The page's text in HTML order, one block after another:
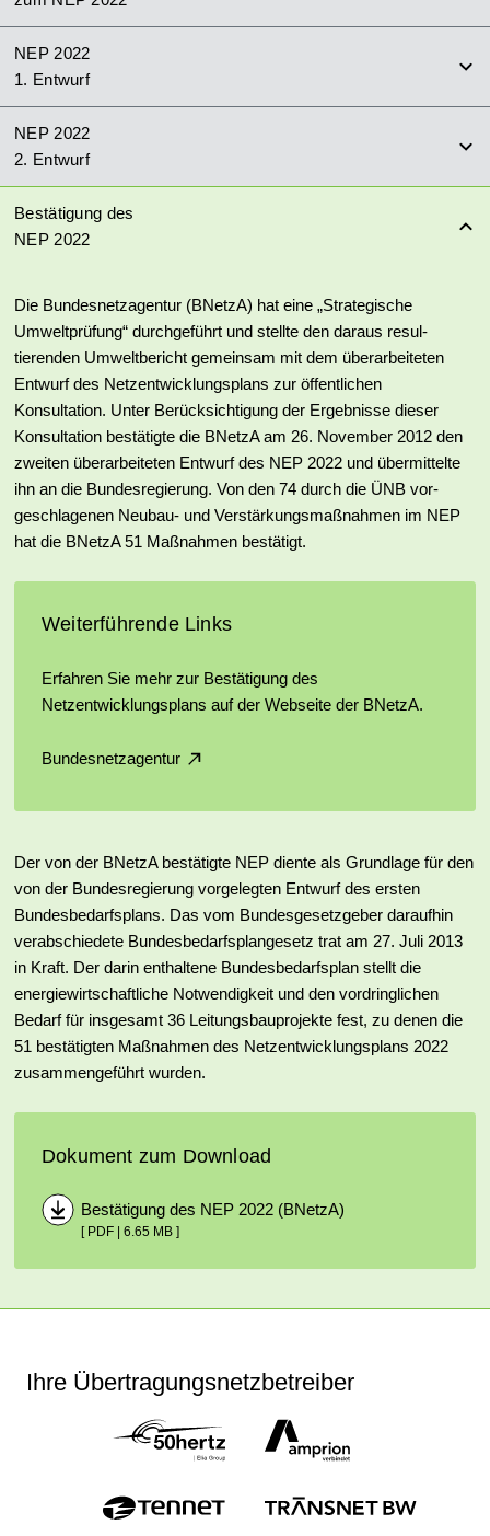
NEP 2022
1. Entwurf
NEP 2022
2. Entwurf
Bestätigung des
NEP 2022
Die Bundesnetzagentur (BNetzA) hat eine „Strate­gische
Umwelt­prüfung“ durch­ge­führt und stellte den daraus resul­
tierenden Umwelt­bericht gemein­sam mit dem über­arbei­teten
Ent­wurf des Netz­ent­wick­lungs­plans zur öffent­lichen
Konsultation. Unter Berück­sichtigung der Ergeb­nisse dieser
Konsul­tation bestä­tigte die BNetzA am 26. November 2012 den
zweiten über­ar­beiteten Ent­wurf des NEP 2022 und über­mittelte
ihn an die Bundes­regierung. Von den 74 durch die ÜNB vor­
geschla­genen Neubau- und Ver­stär­kungs­maßnahmen im NEP
hat die BNetzA 51 Maßnahmen bestätigt.
Weiterführende Links
Erfahren Sie mehr zur Bestätigung des
Netzentwicklungsplans auf der Webseite der BNetzA.
Bundesnetzagentur
Der von der BNetzA bestätigte NEP diente als Grundlage für den
von der Bundes­regierung vorge­legten Entwurf des ersten
Bundes­bedarfsplans. Das vom Bundes­gesetzgeber darauf­hin
verab­schiedete Bundes­bedarfs­plangesetz trat am 27. Juli 2013
in Kraft. Der darin ent­haltene Bundes­bedarfs­plan stellt die
energie­wirt­schaftliche Not­wendig­keit und den vor­dringlichen
Bedarf für insge­samt 36 Leitungs­bau­projekte fest, zu denen die
51 bestätigten Maß­nahmen des Netz­ent­wick­lungsplans 2022
zusammengeführt wurden.
Dokument zum Download
Bestätigung des NEP 2022 (BNetzA)
[ PDF | 6.65 MB ]
Ihre Übertragungsnetzbetreiber